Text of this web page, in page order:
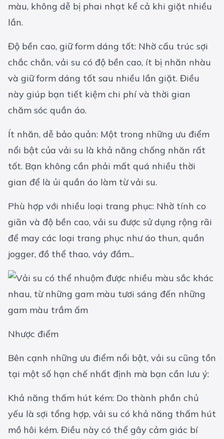
màu, không dễ bị phai nhạt kể cả khi giặt nhiều
lần.
Độ bền cao, giữ form dáng tốt: Nhờ cấu trúc sợi
chắc chắn, vải su có độ bền cao, ít bị nhăn nhàu
và giữ form dáng tốt sau nhiều lần giặt. Điều
này giúp bạn tiết kiệm chi phí và thời gian
chăm sóc quần áo.
Ít nhăn, dễ bảo quản: Một trong những ưu điểm
nổi bật của vải su là khả năng chống nhăn rất
tốt. Bạn không cần phải mất quá nhiều thời
gian để là ủi quần áo làm từ vải su.
Phù hợp với nhiều loại trang phục: Nhờ tính co
giãn và độ bền cao, vải su được sử dụng rộng rãi
để may các loại trang phục như áo thun, quần
jogger, đồ thể thao, váy đầm...
Nhược điểm
Bên cạnh những ưu điểm nổi bật, vải su cũng tồn
tại một số hạn chế nhất định mà bạn cần lưu ý:
Khả năng thấm hút kém: Do thành phần chủ
yếu là sợi tổng hợp, vải su có khả năng thấm hút
mồ hôi kém. Điều này có thể gây cảm giác bí